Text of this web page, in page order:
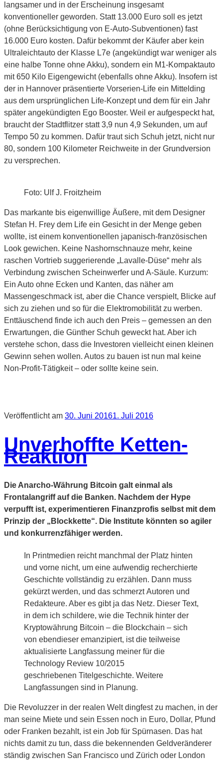
langsamer und in der Erscheinung insgesamt
konventioneller geworden. Statt 13.000 Euro soll es jetzt
(ohne Berücksichtigung von E-Auto-Subventionen) fast
16.000 Euro kosten. Dafür bekommt der Käufer aber kein
Ultraleichtauto der Klasse L7e (angekündigt war weniger als
eine halbe Tonne ohne Akku), sondern ein M1-Kompaktauto
mit 650 Kilo Eigengewicht (ebenfalls ohne Akku). Insofern ist
der in Hannover präsentierte Vorserien-Life ein Mittelding
aus dem ursprünglichen Life-Konzept und dem für ein Jahr
später angekündigten Ego Booster. Weil er aufgespeckt hat,
braucht der Stadtflitzer statt 3,9 nun 4,9 Sekunden, um auf
Tempo 50 zu kommen. Dafür traut sich Schuh jetzt, nicht nur
80, sondern 100 Kilometer Reichweite in der Grundversion
zu versprechen.
Foto: Ulf J. Froitzheim
Das markante bis eigenwillige Äußere, mit dem Designer
Stefan H. Frey dem Life ein Gesicht in der Menge geben
wollte, ist einem konventionellen japanisch-französischen
Look gewichen. Keine Nashornschnauze mehr, keine
raschen Vortrieb suggerierende „Lavalle-Düse“ mehr als
Verbindung zwischen Scheinwerfer und A-Säule. Kurzum:
Ein Auto ohne Ecken und Kanten, das näher am
Massengeschmack ist, aber die Chance verspielt, Blicke auf
sich zu ziehen und so für die Elektromobilität zu werben.
Enttäuschend finde ich auch den Preis – gemessen an den
Erwartungen, die Günther Schuh geweckt hat. Aber ich
verstehe schon, dass die Investoren vielleicht einen kleinen
Gewinn sehen wollen. Autos zu bauen ist nun mal keine
Non-Profit-Tätigkeit – oder sollte keine sein.
Veröffentlicht am 30. Juni 20161. Juli 2016
Unverhoffte Ketten-
Reaktion
Die Anarcho-Währung Bitcoin galt einmal als
Frontalangriff auf die Banken. Nachdem der Hype
verpufft ist, experimentieren Finanzprofis selbst mit dem
Prinzip der „Blockkette“. Die Institute könnten so agiler
und konkurrenzfähiger werden.
In Printmedien reicht manchmal der Platz hinten
und vorne nicht, um eine aufwendig recherchierte
Geschichte vollständig zu erzählen. Dann muss
gekürzt werden, und das schmerzt Autoren und
Redakteure. Aber es gibt ja das Netz. Dieser Text,
in dem ich schildere, wie die Technik hinter der
Kryptowährung Bitcoin – die Blockchain – sich
von ebendieser emanzipiert, ist die teilweise
aktualisierte Langfassung meiner für die
Technology Review 10/2015
geschriebenen Titelgeschichte. Weitere
Langfassungen sind in Planung.
Die Revoluzzer in der realen Welt dingfest zu machen, in der
man seine Miete und sein Essen noch in Euro, Dollar, Pfund
oder Franken bezahlt, ist ein Job für Spürnasen. Das hat
nichts damit zu tun, dass die bekennenden Geldveränderer
ständig zwischen San Francisco und Zürich oder London